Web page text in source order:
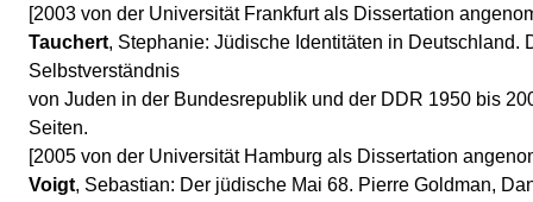
[2003 von der Universität Frankfurt als Dissertation
Tauchert, Stephanie: Jüdische Identitäten in Deutschland.
Selbstverständnis
von Juden in der Bundesrepublik und der DDR 1950 bis
Seiten.
[2005 von der Universität Hamburg als Dissertation
Voigt, Sebastian: Der jüdische Mai 68. Pierre Goldman,